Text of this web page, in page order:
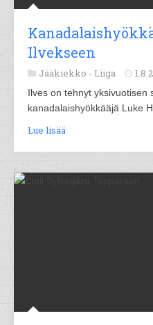
Ilvekseen
Jääkiekko - Liiga
Ilves on tehnyt yksivuotisen
kanadalaishyökkääjä Luke
Lue lisää